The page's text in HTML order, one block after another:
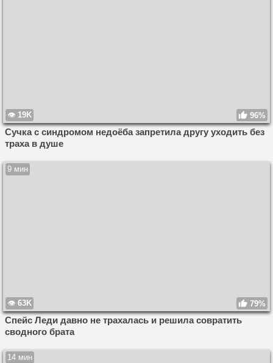
19K 96%
Сучка с синдромом недоёба запретила другу уходить без
траха в душе
9 мин
63K 79%
Спейс Леди давно не трахалась и решила совратить
сводного брата
14 мин